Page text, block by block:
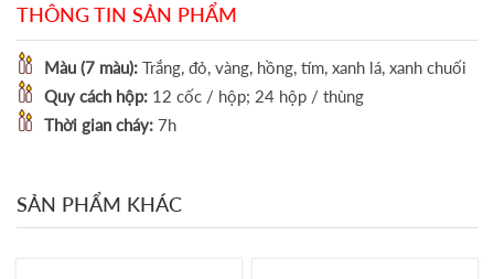
THÔNG TIN SẢN PHẨM
Màu (7 màu): Trắng, đỏ, vàng, hồng, tím, xanh lá, xanh chuối
Quy cách hộp: 12 cốc / hộp; 24 hộp / thùng
Thời gian cháy: 7h
SẢN PHẨM KHÁC